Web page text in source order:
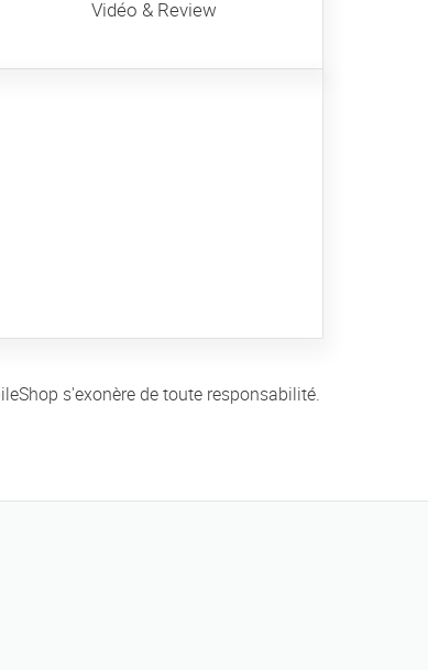
Vidéo & Review
s'exonère de toute responsabilité.